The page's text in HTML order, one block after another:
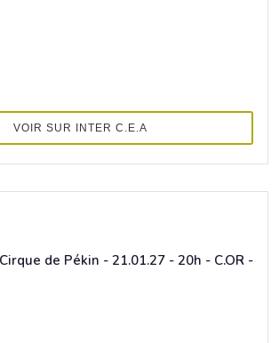
VOIR SUR INTER C.E.A
de Pékin - 21.01.27 - 20h - C.OR -